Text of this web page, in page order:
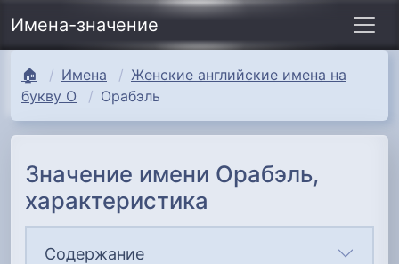
Имена-значение
🏠 Имена
Женские английские имена на
букву О
Орабэль
Значение имени Орабэль,
характеристика
Содержание